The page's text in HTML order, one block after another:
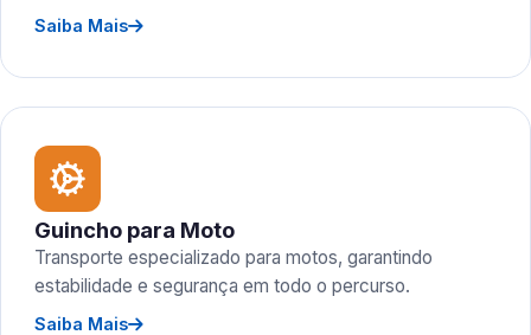
Saiba Mais
Guincho para Moto
Transporte especializado para motos, garantindo
estabilidade e segurança em todo o percurso.
Saiba Mais